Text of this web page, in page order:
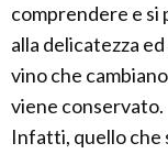
comprendere e si
alla delicatezza
vino che
viene conservato.
Infatti, quello che